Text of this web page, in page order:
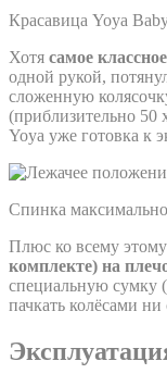
Красавица Yoya
Хотя самое
одной рукой,
сложенную
(приблизительно
Yoya уже готовка к
Спинка
Плюс ко всему этому
комплекте) на
специальную сумку
пачкать колёсами